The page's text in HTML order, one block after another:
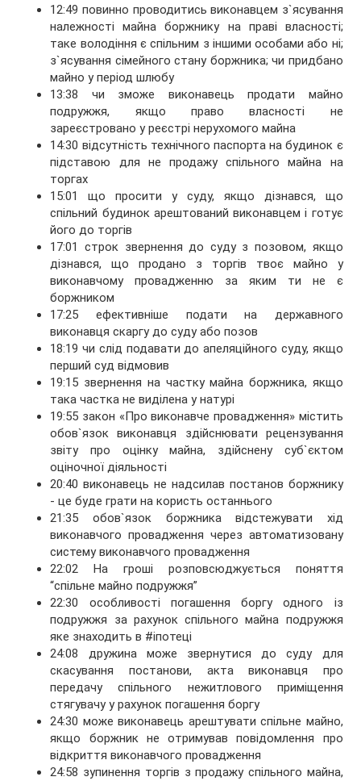
12:49 повинно проводитись виконавцем з`ясування
належності майна боржнику на праві власності;
таке володіння є спільним з іншими особами або ні;
з`ясування сімейного стану боржника; чи придбано
майно у період шлюбу
13:38 чи зможе виконавець продати майно
подружжя, якщо право власності не
зареєстровано у реєстрі нерухомого майна
14:30 відсутність технічного паспорта на будинок є
підставою для не продажу спільного майна на
торгах
15:01 що просити у суду, якщо дізнався, що
спільний будинок арештований виконавцем і готує
його до торгів
17:01 строк звернення до суду з позовом, якщо
дізнався, що продано з торгів твоє майно у
виконавчому провадженню за яким ти не є
боржником
17:25 ефективніше подати на державного
виконавця скаргу до суду або позов
18:19 чи слід подавати до апеляційного суду, якщо
перший суд відмовив
19:15 звернення на частку майна боржника, якщо
така частка не виділена у натурі
19:55 закон «Про виконавче провадження» містить
обов`язок виконавця здійснювати рецензування
звіту про оцінку майна, здійснену суб`єктом
оціночної діяльності
20:40 виконавець не надсилав постанов боржнику
- це буде грати на користь останнього
21:35 обов`язок боржника відстежувати хід
виконавчого провадження через автоматизовану
систему виконавчого провадження
22:02 На гроші розповсюджується поняття
“спільне майно подружжя”
22:30 особливості погашення боргу одного із
подружжя за рахунок спільного майна подружжя
яке знаходить в #іпотеці
24:08 дружина може звернутися до суду для
скасування постанови, акта виконавця про
передачу спільного нежитлового приміщення
стягувачу у рахунок погашення боргу
24:30 може виконавець арештувати спільне майно,
якщо боржник не отримував повідомлення про
відкриття виконавчого провадження
24:58 зупинення торгів з продажу спільного майна,